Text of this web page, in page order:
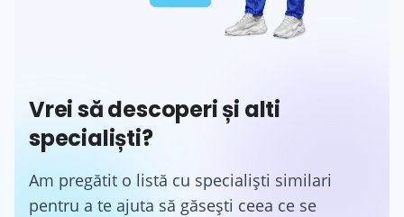
Vrei să descoperi și alti
specialiști?
Am pregătit o listă cu specialiști similari
pentru a te ajuta să găsești ceea ce se